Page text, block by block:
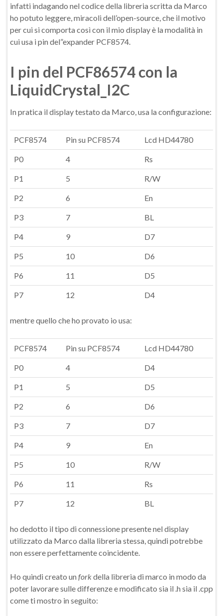
infatti indagando nel codice della libreria scritta da Marco
ho potuto leggere, miracoli dell’open-source, che il motivo
per cui si comporta così con il mio display è la modalità in
cui usa i pin del”expander PCF8574.
I pin del PCF86574 con la
LiquidCrystal_I2C
In pratica il display testato da Marco, usa la configurazione:
PCF8574 Pin su PCF8574 Lcd HD44780
P0 4 Rs
P1 5 R/W
P2 6 En
P3 7 BL
P4 9 D7
P5 10 D6
P6 11 D5
P7 12 D4
mentre quello che ho provato io usa:
PCF8574 Pin su PCF8574 Lcd HD44780
P0 4 D4
P1 5 D5
P2 6 D6
P3 7 D7
P4 9 En
P5 10 R/W
P6 11 Rs
P7 12 BL
ho dedotto il tipo di connessione presente nel display
utilizzato da Marco dalla libreria stessa, quindi potrebbe
non essere perfettamente coincidente.
Ho quindi creato un forkdella libreria di marco in modo da
poter lavorare sulle differenze e modificato sia il .h sia il .cpp
come ti mostro in seguito: